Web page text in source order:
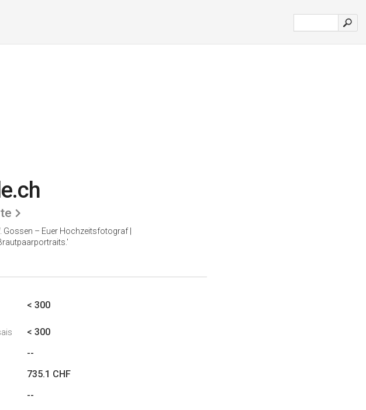
Gossen – Euer Hochzeitsfotograf |
< 300
< 300
--
735.1 CHF
--